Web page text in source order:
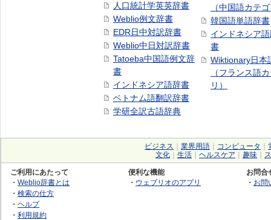
人口統計学英英辞書
Weblio例文辞書
EDR日中対訳辞書
Weblio中日対訳辞書
Tatoeba中国語例文辞
書
インドネシア語辞書
ベトナム語翻訳辞書
学研全訳古語辞典
（中国語カテ
韓国語単語辞書
インドネシア
書
Wiktionary日本
（フランス語
リ）
ビジネス 業界用語 コンピュータ
文化
生活 ヘルスケア 趣味
ご利用にあたって
・ Weblio辞書とは
・ 検索の仕方
・ ヘルプ
・ 利用規約
便利な機能
・ ウェブリオのアプリ
お問合
・ お問